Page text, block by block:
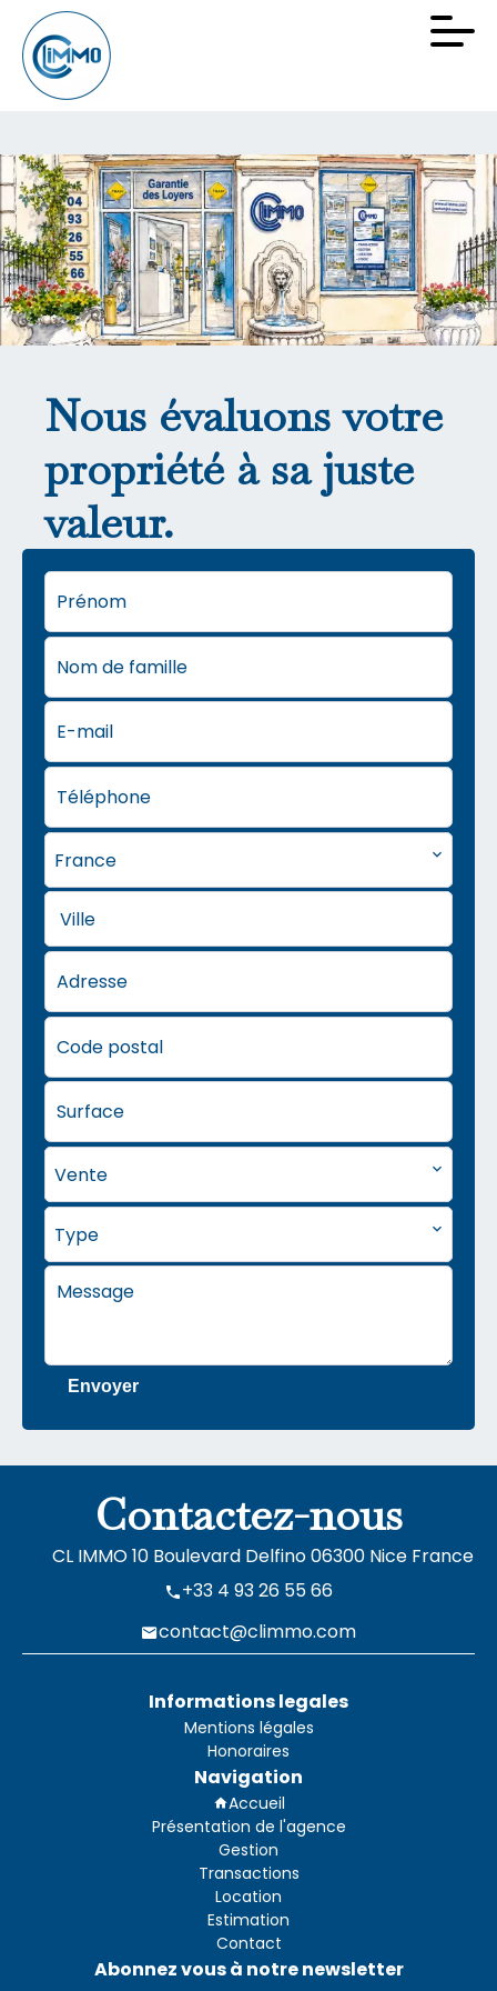
Nous évaluons votre
propriété à sa juste
valeur.
France
Ville
Vente
Type
Envoyer
Contactez-nous
CL IMMO10 Boulevard Delfino06300 Nice France
+33 4 93 26 55 66
contact@climmo.com
Informations legales
Mentions légales
Honoraires
Navigation
Accueil
Présentation de l'agence
Gestion
Transactions
Location
Estimation
Contact
Abonnez vous à notre newsletter